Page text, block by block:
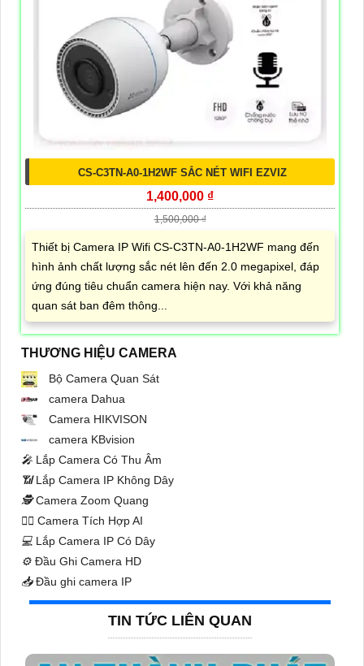
CS-C3TN-A0-1H2WF SẮC NÉT WIFI EZVIZ
1,400,000 ₫
1,500,000 ₫
Thiết bị Camera IP Wifi CS-C3TN-A0-1H2WF mang đến
hình ảnh chất lượng sắc nét lên đến 2.0 megapixel, đáp
ứng đúng tiêu chuẩn camera hiện nay. Với khả năng
quan sát ban đêm thông...
THƯƠNG HIỆU CAMERA
Bộ Camera Quan Sát
camera Dahua
Camera HIKVISON
camera KBvision
️🎤️ Lắp Camera Có Thu Âm
📶Lắp Camera IP Không Dây
🕵️Camera Zoom Quang
🧛‍♀️ Camera Tích Hợp AI
💻 Lắp Camera IP Có Dây
⚙️ Đầu Ghi Camera HD
📥Đầu ghi camera IP
TIN TỨC LIÊN QUAN